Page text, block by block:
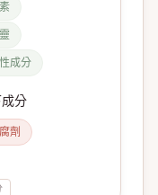
成分
分
劑